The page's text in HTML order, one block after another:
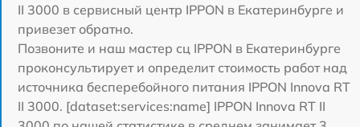
II 3000 в сервисный центр IPPON в Екатеринбурге и
привезет обратно.
Позвоните и наш мастер сц IPPON в Екатеринбурге
проконсультирует и определит стоимость работ над
источника бесперебойного питания IPPON Innova RT
II 3000. [dataset:services:name] IPPON Innova RT II